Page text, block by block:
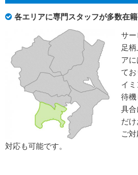
各エリアに専門スタッフが多数在籍
サ
足
ア
てお
イ
待
具合
だ
ご
対応も可能です。